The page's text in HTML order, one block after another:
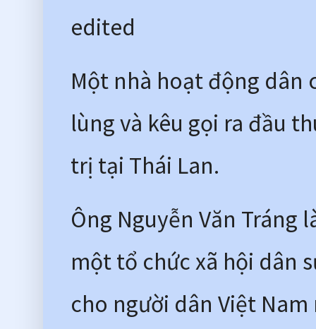
edited
Một nhà hoạt động dân
lùng và kêu gọi ra đầu
trị tại Thái Lan.
Ông Nguyễn Văn Tráng
một tổ chức xã hội dân
cho người dân Việt